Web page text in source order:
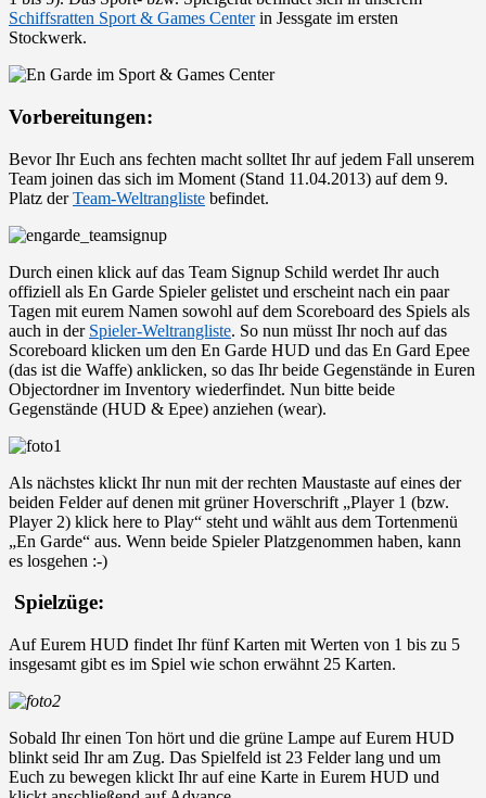
Schiffsratten Sport & Games Centerin Jessgate im ersten
Stockwerk.
Vorbereitungen:
Bevor Ihr Euch ans fechten macht solltet Ihr auf jedem Fall unserem
Team joinen das sich im Moment (Stand 11.04.2013) auf dem 9.
Platz derTeam-Weltrangliste befindet.
Durch einen klick auf das Team Signup Schild werdet Ihr auch
offiziell als En Garde Spieler gelistet und erscheint nach ein paar
Tagen mit eurem Namen sowohl auf dem Scoreboard des Spiels als
auch in der Spieler-Weltrangliste. So nun müsst Ihr noch auf das
Scoreboard klicken um den En Garde HUD und das En Gard Epee
(das ist die Waffe) anklicken, so das Ihr beide Gegenstände in Euren
Objectordner im Inventory wiederfindet. Nun bitte beide
Gegenstände (HUD & Epee) anziehen (wear).
Als nächstes klickt Ihr nun mit der rechten Maustaste auf eines der
beiden Felder auf denen mit grüner Hoverschrift „Player 1 (bzw.
Player 2) klick here to Play“ steht und wählt aus dem Tortenmenü
„En Garde“ aus. Wenn beide Spieler Platzgenommen haben, kann
es losgehen :-)
Spielzüge:
Auf Eurem HUD findet Ihr fünf Karten mit Werten von 1 bis zu 5
insgesamt gibt es im Spiel wie schon erwähnt 25 Karten.
Sobald Ihr einen Ton hört und die grüne Lampe auf Eurem HUD
blinkt seid Ihr am Zug. Das Spielfeld ist 23 Felder lang und um
Euch zu bewegen klickt Ihr auf eine Karte in Eurem HUD und